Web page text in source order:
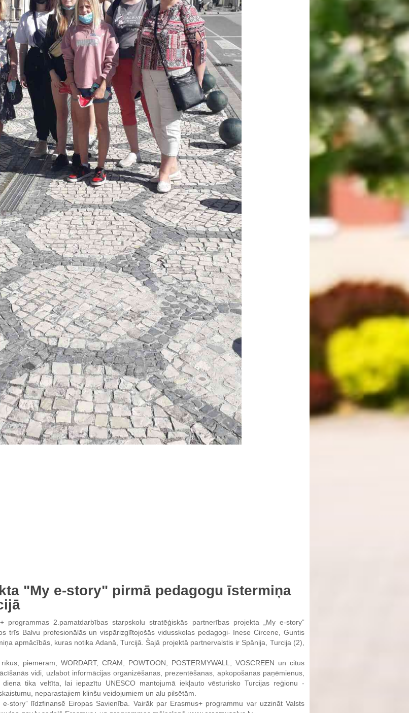
"My e-story" pirmā pedagogu īstermiņa
2.pamatdarbības starpskolu stratēģiskās partnerības projekta „My e-story”
trīs Balvu profesionālās un vispārizglītojošās vidusskolas pedagogi- Inese Circene, Guntis
apmācībās, kuras notika Adanā, Turcijā. Šajā projektā partnervalstis ir Spānija, Turcija (2),
piemēram, WORDART, CRAM, POWTOON, POSTERMYWALL, VOSCREEN un citus
vidi, uzlabot informācijas organizēšanas, prezentēšanas, apkopošanas paņēmienus,
tika veltīta, lai iepazītu UNESCO mantojumā iekļauto vēsturisko Turcijas reģionu -
neparastajiem klinšu veidojumiem un alu pilsētām.
story” līdzfinansē Eiropas Savienība. Vairāk par Erasmus+ programmu var uzzināt Valsts